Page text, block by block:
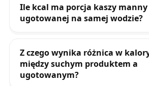
Ile kcal ma porcja kaszy manny
ugotowanej na samej wodzie?
Z czego wynika różnica w
między suchym produktem a
ugotowanym?